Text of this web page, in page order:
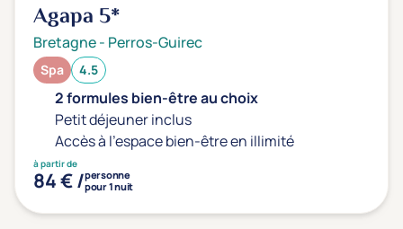
Agapa 5*
Bretagne- Perros-Guirec
Spa 4.5
2 formules bien-être au choix
Petit déjeuner inclus
Accès à l'espace bien-être en illimité
à partir de
84 € /personne
pour 1 nuit